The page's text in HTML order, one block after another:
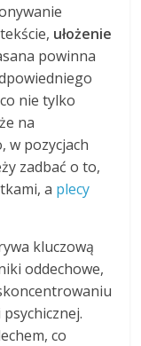
ułożenie
powinna
nie tylko
na
w pozycjach
zadbać o to,
a plecy
kluczową
oddechowe,
co